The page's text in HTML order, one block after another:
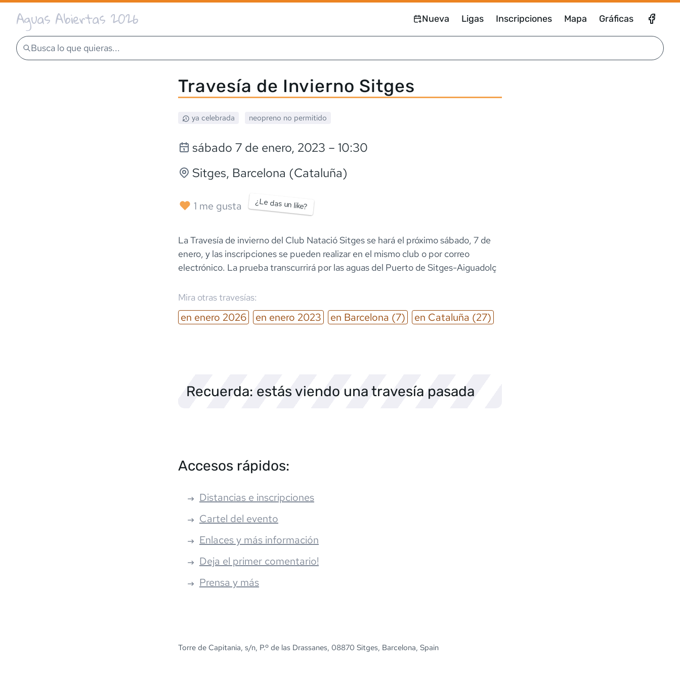
Aguas Abiertas 2026 Nueva Ligas Inscripciones Mapa Gráficas
Busca lo que quieras...
Travesía de Invierno Sitges
ya celebrada neopreno no permitido
sábado 7 de enero, 2023 – 10:30
Sitges, Barcelona (Cataluña)
1 me gusta ¿Le das un like?
La Travesía de invierno del Club Natació Sitges se hará el próximo sábado, 7 de
enero, y las inscripciones se pueden realizar en el mismo club o por correo
electrónico. La prueba transcurrirá por las aguas del Puerto de Sitges-Aiguadolç
Mira otras travesías:
en enero 2026 en enero 2023 en Barcelona (7) en Cataluña (27)
Recuerda: estás viendo una travesía pasada
Accesos rápidos:
Distancias e inscripciones
Cartel del evento
Enlaces y más información
Deja el primer comentario!
Prensa y más
Torre de Capitania, s/n, P.º de las Drassanes, 08870 Sitges, Barcelona, Spain